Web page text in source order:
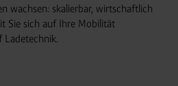
wachsen: skalierbar, wirtschaftlich
Sie sich auf Ihre Mobilität
Ladetechnik.